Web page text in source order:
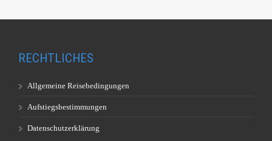
RECHTLICHES
Allgemeine Reisebedingungen
Aufstiegsbestimmungen
Datenschutzerklärung